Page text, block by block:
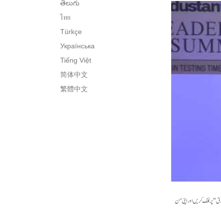
తెలుగు
ไทย
Türkçe
Українська
Tiếng Việt
简体中文
繁體中文
پر کلک کریں اور اپنی من